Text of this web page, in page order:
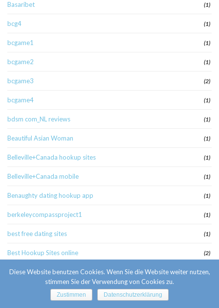
Basaribet (1)
bcg4 (1)
bcgame1 (1)
bcgame2 (1)
bcgame3 (2)
bcgame4 (1)
bdsm com_NL reviews (1)
Beautiful Asian Woman (1)
Belleville+Canada hookup sites (1)
Belleville+Canada mobile (1)
Benaughty dating hookup app (1)
berkeleycompassproject1 (1)
best free dating sites (1)
Best Hookup Sites online (2)
Best Hookup Sites review (1)
best lesbian hookup apps
Diese Website benutzen Cookies. Wenn Sie die Website weiter nutzen,
stimmen Sie der Verwendung von Cookies zu.
Zustimmen Datenschutzerklärung